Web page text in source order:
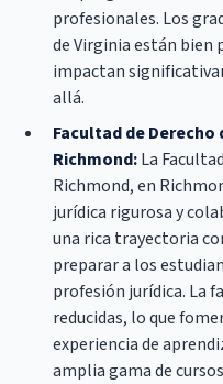
profesionales. Los
de Virginia están bien
impactan
allá.
Facultad de Derecho
Richmond:La
Richmond, en
jurídica rigurosa y
una rica trayectoria
preparar a los
profesión jurídica. La
reducidas, lo que
experiencia de
amplia gama de